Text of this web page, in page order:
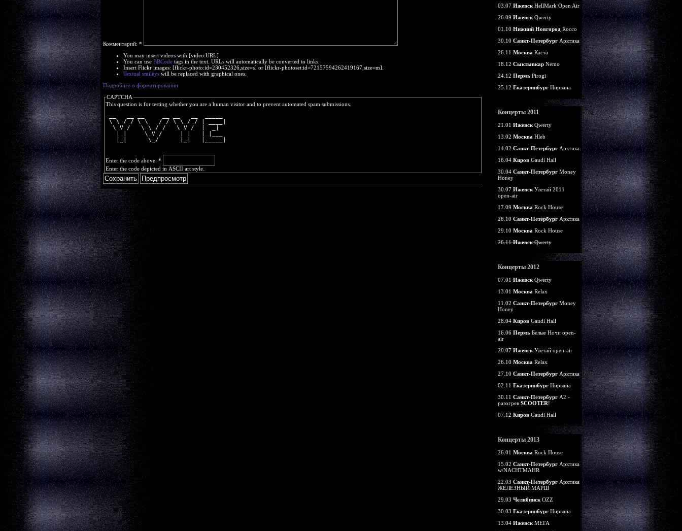
Комментарий: *
You may insert videos with [video:URL]
You can use BBCodetags in the text. URLs will automatically be converted to links.
Insert Flickr images: [flickr-photo:id=230452326,size=s] or [flickr-photoset:id=72157594262419167,size=m].
Textual smileyswill be replaced with graphical ones.
Подробнее о форматировании
CAPTCHA
This question is for testing whether you are a human visitor and to prevent automated spam submissions.
\ \ / / \ \   / / \ \ / / | ____|
  \ V /   \ \ / /   \ V /  |  _|
   | |     \ V /     | |   | |___
   |_|      \_/      |_|   |_____|
Enter the code above: *
Enter the code depicted in ASCII art style.
03.07 ИжевскHellMark Open Air
26.09 ИжевскQwerty
01.10 Нижний НовгородRocco
30.10 Санкт-ПетербургАрктика
26.11 Москва Каста
18.12 СыктывкарNemo
24.12 ПермьPirogi
25.12 ЕкатеринбургНирвана
Концерты 2011
21.01 ИжевскQwerty
13.02 Москва Hleb
14.02 Санкт-ПетербургАрктика
16.04 КировGaudi Hall
30.04 Санкт-ПетербургMoney
Honey
30.07 ИжевскУлетай 2011
open-air
17.09 Москва Rock House
28.10 Санкт-ПетербургАрктика
29.10 Москва Rock House
26.11ИжевскQwerty
Концерты 2012
07.01 ИжевскQwerty
13.01 Москва Relax
11.02 Санкт-ПетербургMoney
Honey
28.04 КировGaudi Hall
16.06 ПермьБелые Ночи open-
air
20.07 ИжевскУлетай open-air
26.10 Москва Relax
27.10 Санкт-ПетербургАрктика
02.11 ЕкатеринбургНирвана
30.11 Санкт-ПетербургА2 -
разогрев SCOOTER!
07.12 КировGaudi Hall
Концерты 2013
26.01 Москва Rock House
15.02 Санкт-ПетербургАрктика
w/NACHTMAHR
22.03 Санкт-ПетербургАрктика
ЖЕЛЕЗНЫЙ МАРШ
29.03 ЧелябинскOZZ
30.03 ЕкатеринбургНирвана
13.04 ИжевскМЕГА